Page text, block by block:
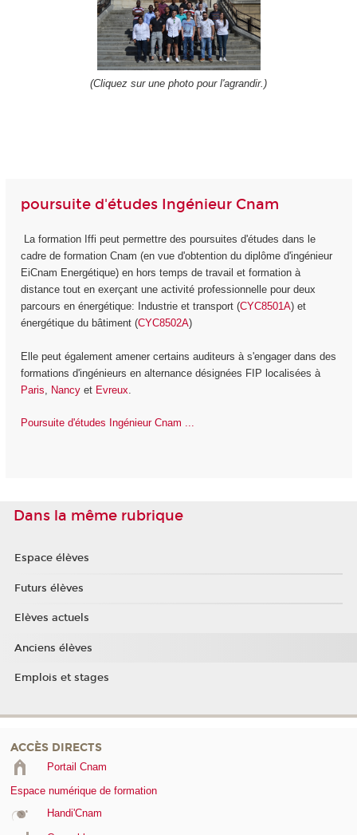
(Cliquez sur une photo pour l'agrandir.)
poursuite d'études Ingénieur Cnam
La formation Iffi peut permettre des poursuites d'études dans le
cadre de formation Cnam (en vue d'obtention du diplôme d'ingénieur
EiCnam Energétique) en hors temps de travail et formation à
distance tout en exerçant une activité professionnelle pour deux
parcours en énergétique: Industrie et transport (CYC8501A) et
énergétique du bâtiment (CYC8502A)
Elle peut également amener certains auditeurs à s'engager dans des
formations d'ingénieurs en alternance désignées FIP localisées à
Paris, Nancyet Evreux.
Poursuite d'études Ingénieur Cnam ...
Dans la même rubrique
Espace élèves
Futurs élèves
Elèves actuels
Anciens élèves
Emplois et stages
ACCÈS DIRECTS
Portail Cnam
Espace numérique de formation
Handi'Cnam